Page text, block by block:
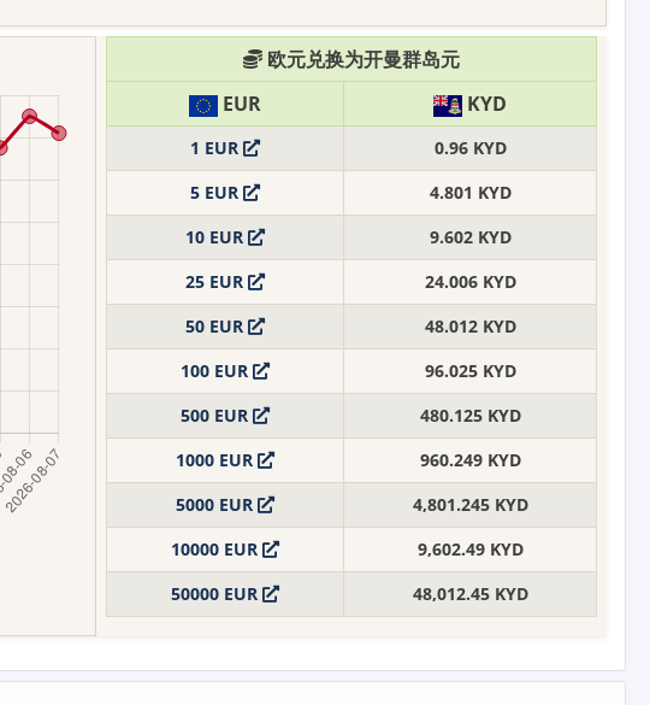
欧元兑换为开曼群岛元
EUR
KYD
1 EUR
0.96 KYD
5 EUR
4.801 KYD
10 EUR
9.602 KYD
25 EUR
24.006 KYD
50 EUR
48.012 KYD
100 EUR
96.025 KYD
500 EUR
480.125 KYD
1000 EUR
960.249 KYD
5000 EUR
4,801.245 KYD
10000 EUR
9,602.49 KYD
50000 EUR
48,012.45 KYD